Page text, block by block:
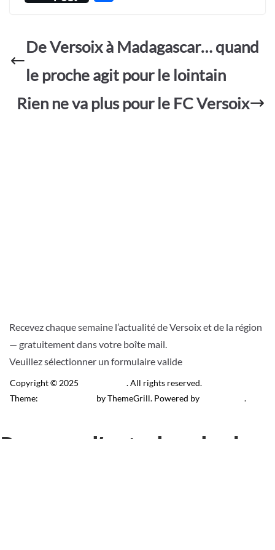
e
o
o
k
at
A
p
p
itt
e
g
er
De Versoix à Madagascar… quand
le proche agit pour le lointain
Rien ne va plus pour le FC Versoix
Recevez chaque semaine l’actualité de Versoix et de la région
— gratuitement dans votre boîte mail.
Veuillez sélectionner un formulaire valide
Copyright © 2025
. All rights reserved.
Theme:
by ThemeGrill. Powered by .
Recevez l’actu locale de